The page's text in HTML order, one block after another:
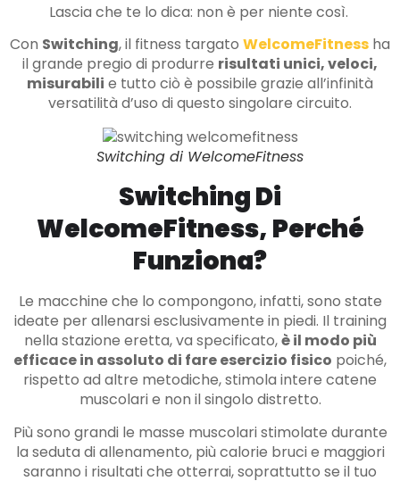
Lascia che te lo dica: non è per niente così.
Con Switching, il fitness targato WelcomeFitness ha
il grande pregio di produrre risultati unici, veloci,
misurabili e tutto ciò è possibile grazie all’infinità
versatilità d’uso di questo singolare circuito.
Switching di WelcomeFitness
Switching Di
WelcomeFitness, Perché
Funziona?
Le macchine che lo compongono, infatti, sono state
ideate per allenarsi esclusivamente in piedi. Il training
nella stazione eretta, va specificato,è il modo più
efficace in assoluto di fare esercizio fisico poiché,
rispetto ad altre metodiche, stimola intere catene
muscolari e non il singolo distretto.
Più sono grandi le masse muscolari stimolate durante
la seduta di allenamento, più calorie bruci e maggiori
saranno i risultati che otterrai, soprattutto se il tuo